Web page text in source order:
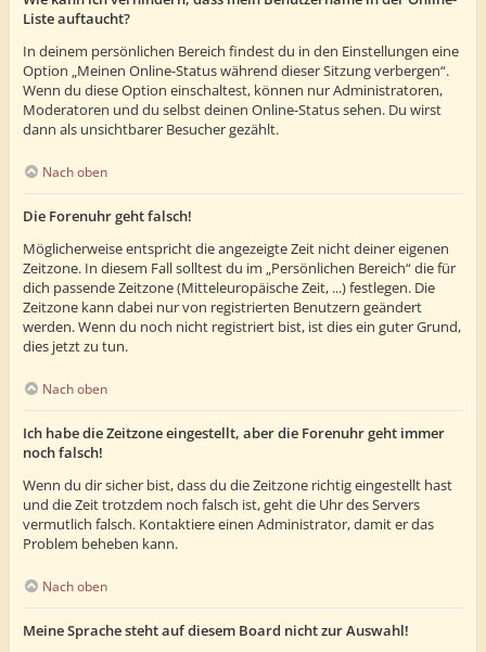
Liste auftaucht?
In deinem persönlichen Bereich findest du in den Einstellungen eine
Option „Meinen Online-Status während dieser Sitzung verbergen“.
Wenn du diese Option einschaltest, können nur Administratoren,
Moderatoren und du selbst deinen Online-Status sehen. Du wirst
dann als unsichtbarer Besucher gezählt.
Nach oben
Die Forenuhr geht falsch!
Möglicherweise entspricht die angezeigte Zeit nicht deiner eigenen
Zeitzone. In diesem Fall solltest du im „Persönlichen Bereich“ die für
dich passende Zeitzone (Mitteleuropäische Zeit, ...) festlegen. Die
Zeitzone kann dabei nur von registrierten Benutzern geändert
werden. Wenn du noch nicht registriert bist, ist dies ein guter Grund,
dies jetzt zu tun.
Nach oben
Ich habe die Zeitzone eingestellt, aber die Forenuhr geht immer
noch falsch!
Wenn du dir sicher bist, dass du die Zeitzone richtig eingestellt hast
und die Zeit trotzdem noch falsch ist, geht die Uhr des Servers
vermutlich falsch. Kontaktiere einen Administrator, damit er das
Problem beheben kann.
Nach oben
Meine Sprache steht auf diesem Board nicht zur Auswahl!